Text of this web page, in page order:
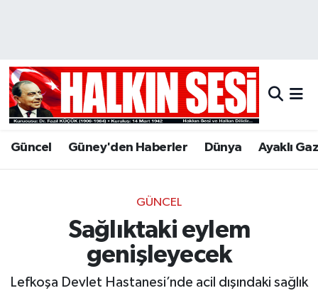
Güncel Güney'den Haberler Dünya Ayaklı
GÜNCEL
Sağlıktaki eylem
genişleyecek
Lefkoşa Devlet Hastanesi’nde acil dışındaki sağlık
Hava Durumu
Trafik Durumu
Son Dakika Haberleri
Haber Arşivi